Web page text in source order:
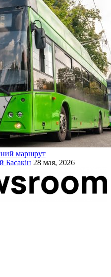
маршрут
Басакін 28 мая, 2026